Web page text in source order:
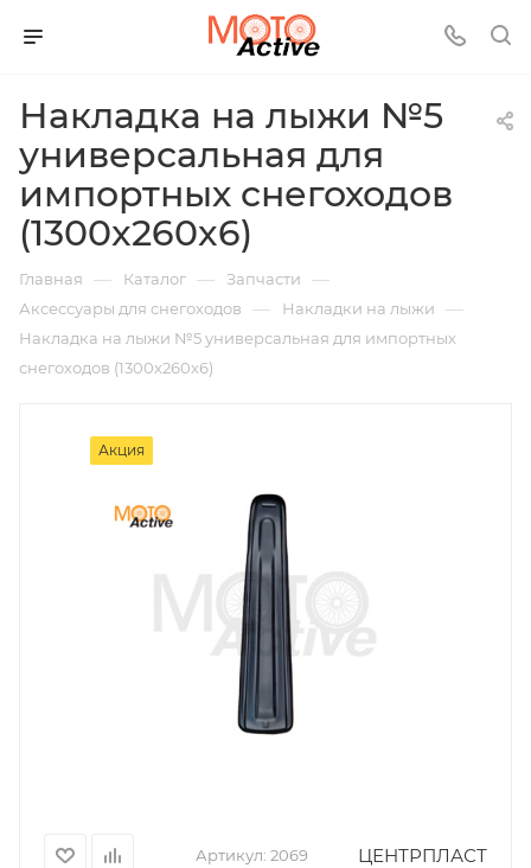
Накладка на лыжи №5
универсальная для
импортных снегоходов
(1300x260x6)
Главная — Каталог — Запчасти —
Аксессуары для снегоходов — Накладки на лыжи —
Накладка на лыжи №5 универсальная для импортных
снегоходов (1300x260x6)
Акция
Артикул: 2069 ЦЕНТРПЛАСТ